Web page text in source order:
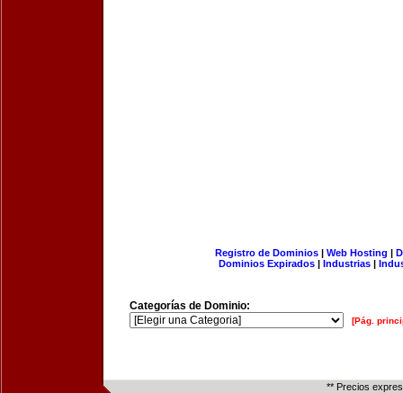
Registro de Dominios| Web Hosting |
Dominios Expirados | Industrias |
Categorías de Dominio:
[Pág.
** Precios